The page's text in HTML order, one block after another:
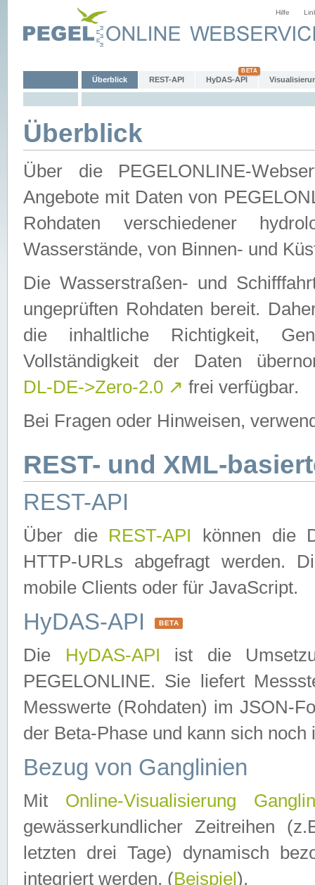
Hilfe
Überblick REST-API HyDAS-API
Überblick
Über die PEGELONLINE-
Angebote mit Daten von
Rohdaten verschiedener
Wasserstände, von Binnen- und
Die Wasserstraßen- und
ungeprüften Rohdaten bereit.
die inhaltliche Richtigkeit,
Vollständigkeit der Daten
DL-DE->Zero-2.0 ↗ frei verfügbar.
Bei Fragen oder Hinweisen,
REST- und XML-
REST-API
Über die REST-API können die
HTTP-URLs abgefragt werden.
mobile Clients oder für JavaScript.
HyDAS-API BETA
Die HyDAS-API ist die
PEGELONLINE. Sie liefert
Messwerte (Rohdaten) im JSON-
der Beta-Phase und kann sich noch
Bezug von Ganglinien
Mit Online-Visualisierung
gewässerkundlicher Zeitreihen
letzten drei Tage) dynamisch
integriert werden. (Beispiel ).